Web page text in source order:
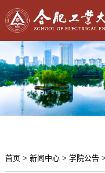
首页> 新闻中心> 学院公告